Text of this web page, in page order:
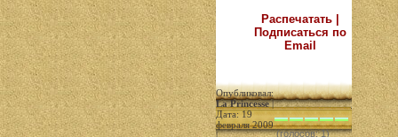
Распечатать |
Подписаться по
Email
Опубликовал:
La Princesse|
Дата: 19
февраля 2009
(голосов: 1)